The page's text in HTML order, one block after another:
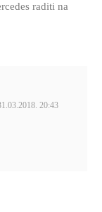
raditi na
20:43